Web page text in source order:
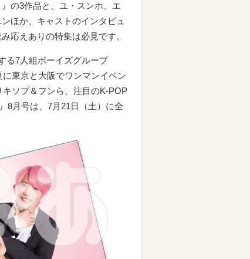
の3作品と、ユ・スンホ、エ
ほか、キャストのインタビュ
応えありの特集は必見です。
る7人組ボーイズグループ
東京と大阪でワンマンイベン
ソプ＆フンら、注目のK-POP
8月号は、7月21日（土）に全